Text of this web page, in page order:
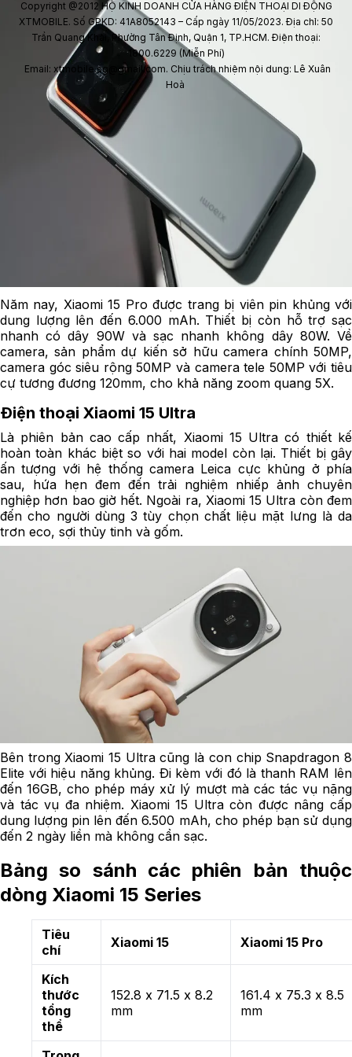
Năm nay, Xiaomi 15 Pro được trang bị viên pin khủng với
dung lượng lên đến 6.000 mAh. Thiết bị còn hỗ trợ sạc
nhanh có dây 90W và sạc nhanh không dây 80W. Về
camera, sản phẩm dự kiến sở hữu camera chính 50MP,
camera góc siêu rộng 50MP và camera tele 50MP với tiêu
cự tương đương 120mm, cho khả năng zoom quang 5X.
Điện thoại Xiaomi 15 Ultra
Là phiên bản cao cấp nhất, Xiaomi 15 Ultra có thiết kế
hoàn toàn khác biệt so với hai model còn lại. Thiết bị gây
ấn tượng với hệ thống camera Leica cực khủng ở phía
sau, hứa hẹn đem đến trải nghiệm nhiếp ảnh chuyên
nghiệp hơn bao giờ hết. Ngoài ra, Xiaomi 15 Ultra còn đem
đến cho người dùng 3 tùy chọn chất liệu mặt lưng là da
trơn eco, sợi thủy tinh và gốm.
Bên trong Xiaomi 15 Ultra cũng là con chip Snapdragon 8
Elite với hiệu năng khủng. Đi kèm với đó là thanh RAM lên
đến 16GB, cho phép máy xử lý mượt mà các tác vụ nặng
và tác vụ đa nhiệm. Xiaomi 15 Ultra còn được nâng cấp
dung lượng pin lên đến 6.500 mAh, cho phép bạn sử dụng
đến 2 ngày liền mà không cần sạc.
Bảng so sánh các phiên bản thuộc
dòng Xiaomi 15 Series
Tiêu
chí
Xiaomi 15 Xiaomi 15 Pro
Kích
thước
tổng
thể
152.8 x 71.5 x 8.2
mm
161.4 x 75.3 x 8.5
mm
Copyright @2012 HỘ KINH DOANH CỬA HÀNG ĐIỆN THOẠI DI ĐỘNG
XTMOBILE. Số GPKD: 41A8052143 – Cấp ngày 11/05/2023. Địa chỉ: 50
Trần Quang Khải, Phường Tân Định, Quận 1, TP.HCM. Điện thoại:
1800.6229 (Miễn Phí)
Email: xtmobile.sg@gmail.com. Chịu trách nhiệm nội dung: Lê Xuân
Hoà